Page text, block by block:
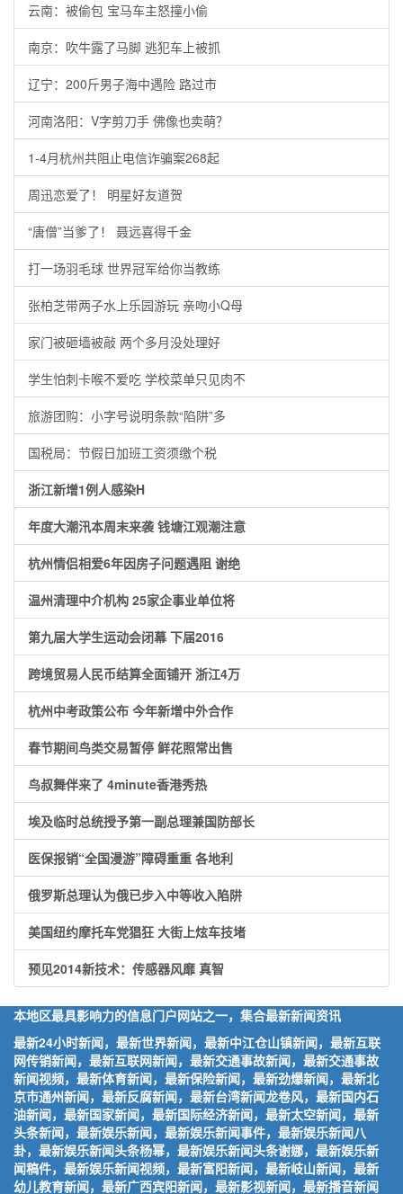
云南：被偷包 宝马车主怒撞小偷
南京：吹牛露了马脚 逃犯车上被抓
辽宁：200斤男子海中遇险 路过市
河南洛阳：V字剪刀手 佛像也卖萌？
1-4月杭州共阻止电信诈骗案268起
周迅恋爱了！ 明星好友道贺
“唐僧”当爹了！ 聂远喜得千金
打一场羽毛球 世界冠军给你当教练
张柏芝带两子水上乐园游玩 亲吻小Q母
家门被砸墙被敲 两个多月没处理好
学生怕刺卡喉不爱吃 学校菜单只见肉不
旅游团购：小字号说明条款“陷阱”多
国税局：节假日加班工资须缴个税
浙江新增1例人感染H
年度大潮汛本周末来袭 钱塘江观潮注意
杭州情侣相爱6年因房子问题遇阻 谢绝
温州清理中介机构 25家企事业单位将
第九届大学生运动会闭幕 下届2016
跨境贸易人民币结算全面铺开 浙江4万
杭州中考政策公布 今年新增中外合作
春节期间鸟类交易暂停 鲜花照常出售
鸟叔舞伴来了 4minute香港秀热
埃及临时总统授予第一副总理兼国防部长
医保报销“全国漫游”障碍重重 各地利
俄罗斯总理认为俄已步入中等收入陷阱
美国纽约摩托车党猖狂 大街上炫车技堵
预见2014新技术：传感器风靡 真智
本地区最具影响力的信息门户网站之一，集合最新新闻资讯
最新24小时新闻，最新世界新闻，最新中江仓山镇新闻，最新互联
网传销新闻，最新互联网新闻，最新交通事故新闻，最新交通事故
新闻视频，最新体育新闻，最新保险新闻，最新劲爆新闻，最新北
京市通州新闻，最新反腐新闻，最新台湾新闻龙卷风，最新国内石
油新闻，最新国家新闻，最新国际经济新闻，最新太空新闻，最新
头条新闻，最新娱乐新闻，最新娱乐新闻事件，最新娱乐新闻八
卦，最新娱乐新闻头条杨幂，最新娱乐新闻头条谢娜，最新娱乐新
闻稿件，最新娱乐新闻视频，最新富阳新闻，最新岐山新闻，最新
幼儿教育新闻，最新广西宾阳新闻，最新影视新闻，最新播音新闻